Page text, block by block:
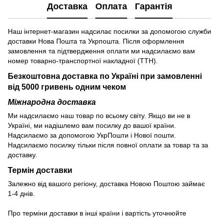
Доставка Оплата Гарантія
Наш інтернет-магазин надсилає посилки за допомогою служби
доставки Нова Пошта та Укрпошта. Після оформлення
замовлення та підтвердження оплати ми надсилаємо вам
номер товарно-транспортної накладної (ТТН).
Безкоштовна доставка по Україні при замовленні
від 5000 гривень одним чеком
Міжнародна доставка
Ми надсилаємо наш товар по всьому світу. Якщо ви не в
Україні, ми надішлемо вам посилку до вашої країни.
Надсилаємо за допомогою УкрПошти і Нової пошти.
Надсилаємо посилку тільки після повної оплати за товар та за
доставку.
Термін доставки
Залежно від вашого регіону, доставка Новою Поштою займає
1-4 днів.
Про терміни доставки в інші країни і вартість уточнюйте